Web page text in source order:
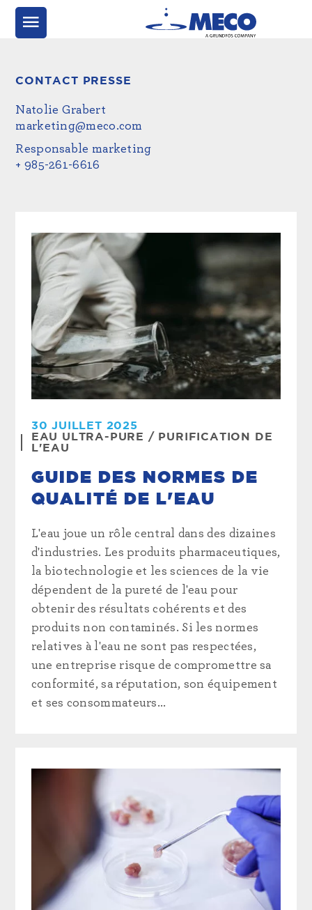
CONTACT PRESSE
Natolie Grabert
marketing@meco.com
Responsable marketing
+ 985-261-6616
30 JUILLET 2025
EAU ULTRA-PURE / PURIFICATION DE
L'EAU
GUIDE DES NORMES DE
QUALITÉ DE L'EAU
L'eau joue un rôle central dans des dizaines
d'industries. Les produits pharmaceutiques,
la biotechnologie et les sciences de la vie
dépendent de la pureté de l'eau pour
obtenir des résultats cohérents et des
produits non contaminés. Si les normes
relatives à l'eau ne sont pas respectées,
une entreprise risque de compromettre sa
conformité, sa réputation, son équipement
et ses consommateurs...